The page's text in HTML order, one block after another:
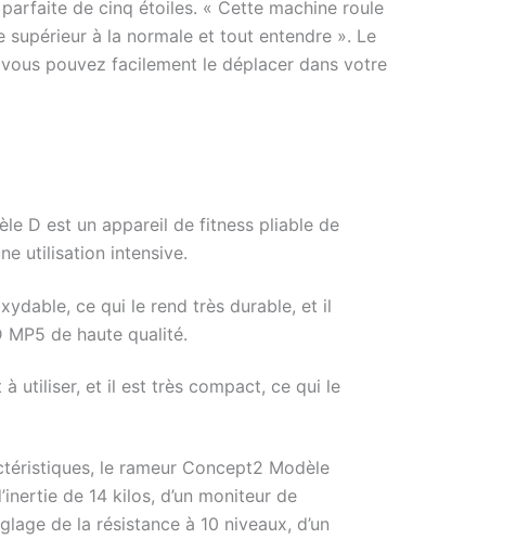
de cinq étoiles. « Cette machine roule
à la normale et tout entendre ». Le
pouvez facilement le déplacer dans votre
D est un appareil de fitness pliable de
utilisation intensive.
ce qui le rend très durable, et il
MP5 de haute qualité.
à utiliser, et il est très compact, ce qui le
le rameur Concept2 Modèle
de 14 kilos, d’un moniteur de
de la résistance à 10 niveaux, d’un